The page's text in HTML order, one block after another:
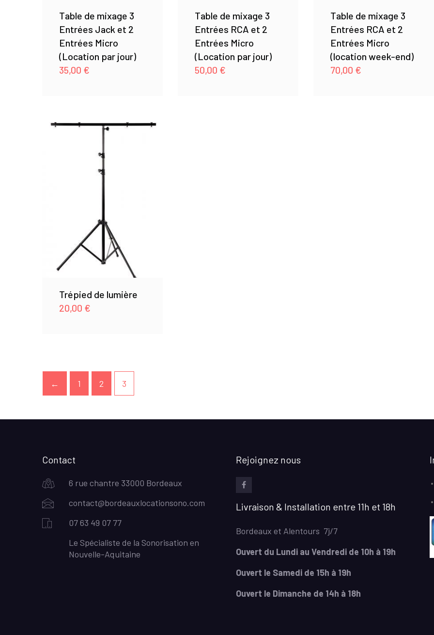
Table de mixage 3
Entrées Jack et 2
Entrées Micro
(Location par jour)
35,00 €
Table de mixage 3
Entrées RCA et 2
Entrées Micro
(Location par jour)
50,00 €
Table de mixage 3
Entrées RCA et 2
Entrées Micro
(location week-end)
70,00 €
Trépied de lumière
20,00 €
← 1 2 3
Contact
6 rue chantre 33000 Bordeaux
contact@bordeauxlocationsono.com
07 63 49 07 77
Le Spécialiste de la Sonorisation en
Nouvelle-Aquitaine
Rejoignez nous
Livraison & Installation entre 11h et 18h
Bordeaux et Alentours 7j/7
Ouvert du Lundi au Vendredi de 10h à 19h
Ouvert le Samedi de 15h à 19h
Ouvert le Dimanche de 14h à 18h